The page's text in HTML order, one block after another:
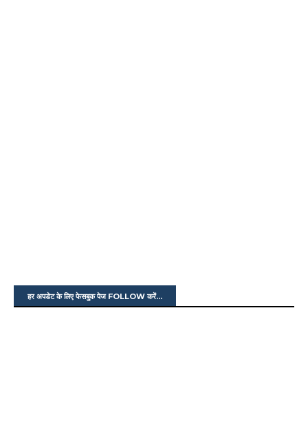
हर अपडेट के लिए फेसबुक पेज FOLLOW करें...